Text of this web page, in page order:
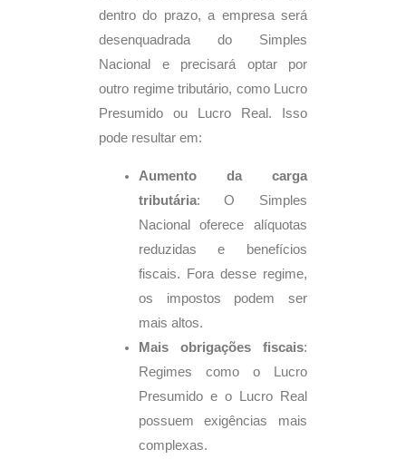
dentro do prazo, a empresa será
desenquadrada do Simples
Nacional e precisará optar por
outro regime tributário, como Lucro
Presumido ou Lucro Real. Isso
pode resultar em:
Aumento da carga
tributária: O Simples
Nacional oferece alíquotas
reduzidas e benefícios
fiscais. Fora desse regime,
os impostos podem ser
mais altos.
Mais obrigações fiscais:
Regimes como o Lucro
Presumido e o Lucro Real
possuem exigências mais
complexas.